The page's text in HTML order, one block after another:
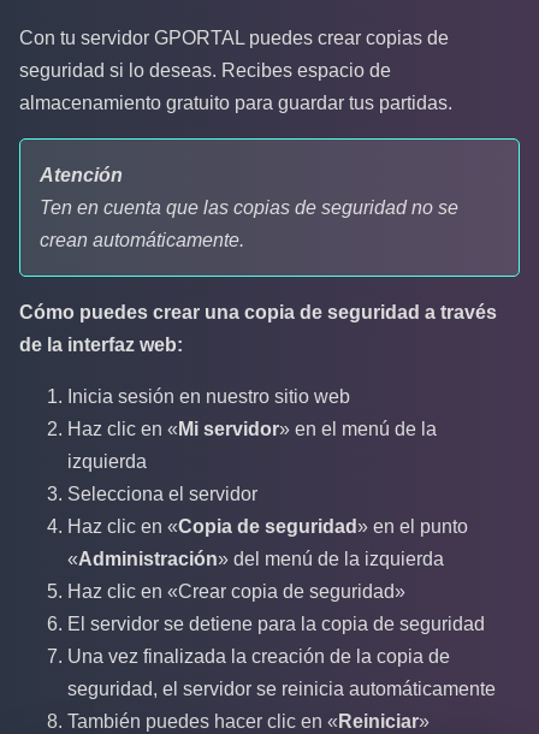
Con tu servidor GPORTAL puedes crear copias de
seguridad si lo deseas. Recibes espacio de
almacenamiento gratuito para guardar tus partidas.
Atención
Ten en cuenta que las copias de seguridad no se
crean automáticamente.
Cómo puedes crear una copia de seguridad a través
de la interfaz web:
Inicia sesión en nuestro sitio web
Haz clic en « Mi servidor» en el menú de la
izquierda
Selecciona el servidor
Haz clic en «Copia de seguridad» en el punto
«Administración» del menú de la izquierda
Haz clic en «Crear copia de seguridad»
El servidor se detiene para la copia de seguridad
Una vez finalizada la creación de la copia de
seguridad, el servidor se reinicia automáticamente
También puedes hacer clic en « Reiniciar»